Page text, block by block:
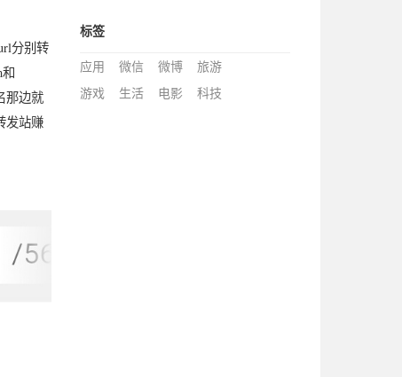
分别转
那边就
发站赚
标签
应用 微信 微博
旅游
游戏
生活 电影 科技